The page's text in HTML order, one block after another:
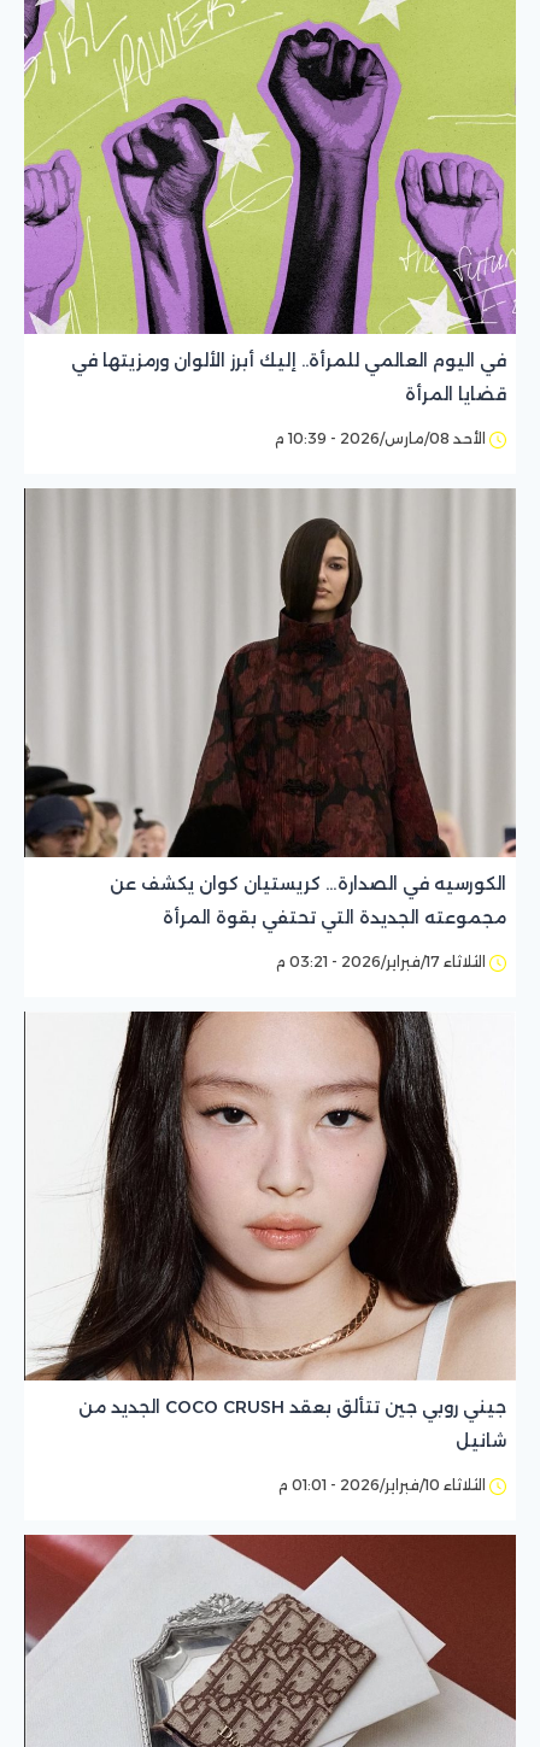
في اليوم العالمي للمرأة.. إليك أبرز الألوان ورمزيتها في
قضايا المرأة
الأحد 08/مارس/2026 - 10:39 م
الكورسيه في الصدارة… كريستيان كوان يكشف عن
مجموعته الجديدة التي تحتفي بقوة المرأة
الثلاثاء 17/فبراير/2026 - 03:21 م
جيني روبي جين تتألق بعقد COCO CRUSH الجديد من
شانيل
الثلاثاء 10/فبراير/2026 - 01:01 م